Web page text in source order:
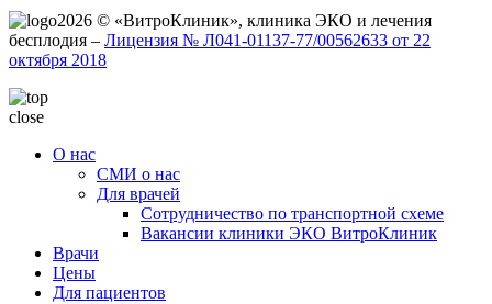
2026 © «ВитроКлиник», клиника ЭКО и лечения
бесплодия – Лицензия № Л041-01137-77/00562633 от 22
октября 2018
close
О нас
СМИ о нас
Для врачей
Сотрудничество по транспортной схеме
Вакансии клиники ЭКО ВитроКлиник
Врачи
Цены
Для пациентов